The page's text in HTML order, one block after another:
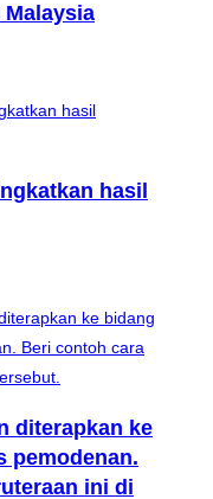
Malaysia
hasil
diterapkan ke
pemodenan.
ini di